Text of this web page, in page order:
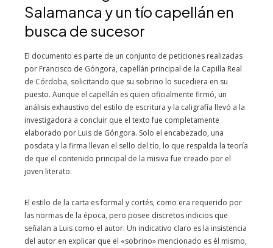
Salamanca y un tío capellán en
busca de sucesor
El documento es parte de un conjunto de peticiones realizadas
por Francisco de Góngora, capellán principal de la Capilla Real
de Córdoba, solicitando que su sobrino lo sucediera en su
puesto. Aunque el capellán es quien oficialmente firmó, un
análisis exhaustivo del estilo de escritura y la caligrafía llevó a la
investigadora a concluir que el texto fue completamente
elaborado por Luis de Góngora. Solo el encabezado, una
posdata y la firma llevan el sello del tío, lo que respalda la teoría
de que el contenido principal de la misiva fue creado por el
joven literato.
El estilo de la carta es formal y cortés, como era requerido por
las normas de la época, pero posee discretos indicios que
señalan a Luis como el autor. Un indicativo claro es la insistencia
del autor en explicar que el «sobrino» mencionado es él mismo,